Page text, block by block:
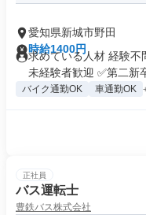
愛知県新城市野田
時給1400円
求めている人材 経験
未経験者歓迎 ✅第二新
バイク通勤OK 車通勤OK
正社員
バス運転士
豊鉄バス株式会社